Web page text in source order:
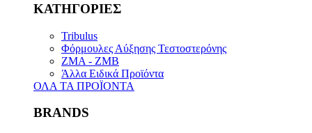
ΚΑΤΗΓΟΡΙΕΣ
Tribulus
Φόρμουλες Αύξησης Τεστοστερόνης
ZMA - ZMB
Άλλα Ειδικά Προϊόντα
ΟΛΑ ΤΑ ΠΡΟΪΟΝΤΑ
BRANDS